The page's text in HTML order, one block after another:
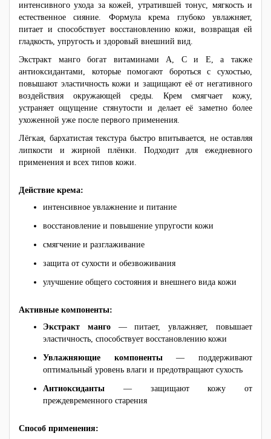
интенсивного ухода за кожей, утратившей тонус, мягкость и
естественное сияние. Формула крема глубоко увлажняет,
питает и способствует восстановлению кожи, возвращая ей
гладкость, упругость и здоровый внешний вид.
Экстракт манго богат витаминами A, C и E, а также
антиоксидантами, которые помогают бороться с сухостью,
повышают эластичность кожи и защищают её от негативного
воздействия окружающей среды. Крем смягчает кожу,
устраняет ощущение стянутости и делает её заметно более
ухоженной уже после первого применения.
Лёгкая, бархатистая текстура быстро впитывается, не оставляя
липкости и жирной плёнки. Подходит для ежедневного
применения и всех типов кожи.
Действие крема:
интенсивное увлажнение и питание
восстановление и повышение упругости кожи
смягчение и разглаживание
защита от сухости и обезвоживания
улучшение общего состояния и внешнего вида кожи
Активные компоненты:
Экстракт манго— питает, увлажняет, повышает
эластичность, способствует восстановлению кожи
Увлажняющие компоненты— поддерживают
оптимальный уровень влаги и предотвращают сухость
Антиоксиданты — защищают кожу от
преждевременного старения
Способ применения: